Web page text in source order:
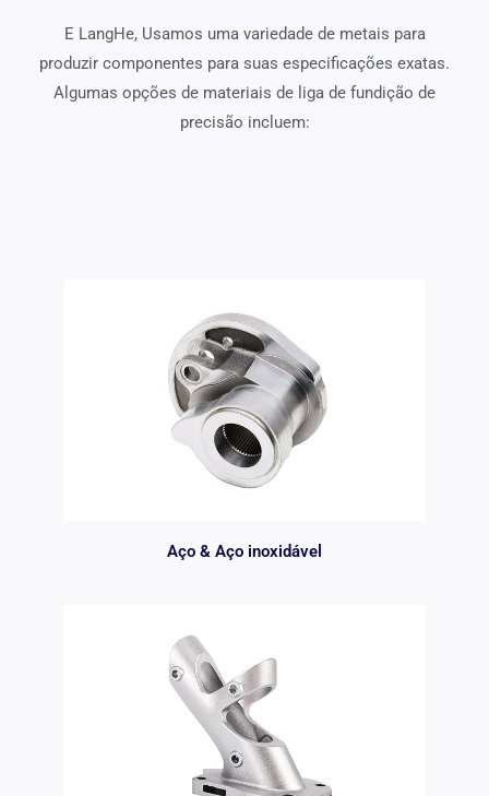
E LangHe, Usamos uma variedade de metais para
produzir componentes para suas especificações exatas.
Algumas opções de materiais de liga de fundição de
precisão incluem:
Aço & Aço inoxidável